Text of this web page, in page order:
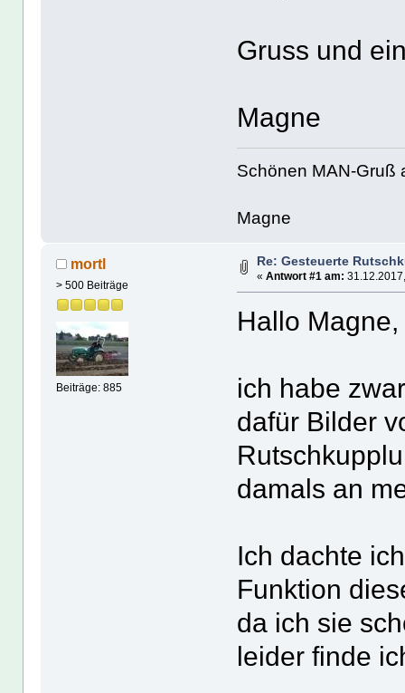
Gruss und
Magne
Schönen MAN-Gruß
Magne
mortl
> 500 Beiträge
Beiträge: 885
Re: Gesteuerte
« Antwort #1 am:
Hallo Magne,
ich habe
dafür Bilder
damals an
Ich dachte
Funktion
da ich sie
leider finde